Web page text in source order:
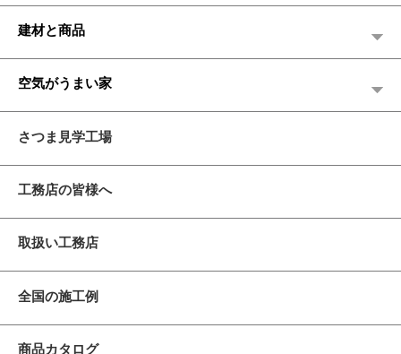
建材と商品
空気がうまい家
さつま見学工場
工務店の皆様へ
取扱い工務店
全国の施工例
商品カタログ